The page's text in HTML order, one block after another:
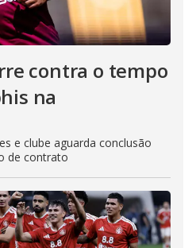
contra o tempo
na
e clube aguarda conclusão
de contrato